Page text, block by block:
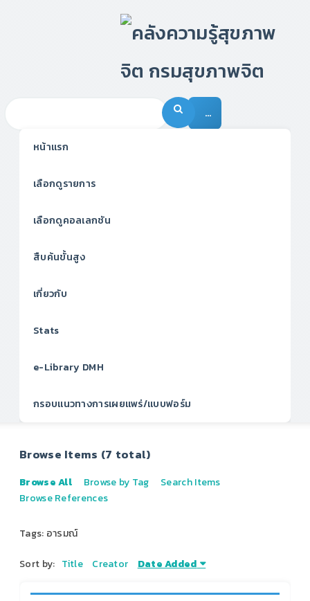
…
หน้าแรก
เลือกดูรายการ
เลือกดูคอลเลกชัน
สืบค้นขั้นสูง
เกี่ยวกับ
Stats
e-Library DMH
กรอบแนวทางการเผยแพร่/แบบฟอร์ม
Browse Items (7 total)
Browse All Browse by Tag
Search Items
Browse References
Tags: อารมณ์
Sort by: Title Creator Date Added